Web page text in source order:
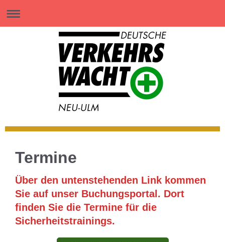
Termine
Über den untenstehenden Link kommen
Sie auf unser Buchungsportal. Dort
finden Sie die Termine für die
Sicherheitstrainings.